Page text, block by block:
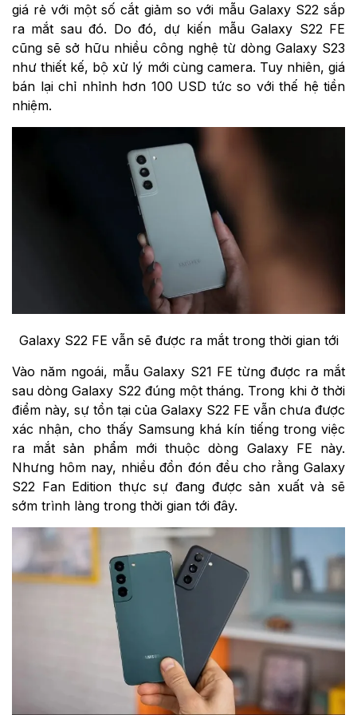
giá rẻ với một số cắt giảm so với mẫu Galaxy S22 sắp
ra mắt sau đó. Do đó, dự kiến mẫu Galaxy S22 FE
cũng sẽ sở hữu nhiều công nghệ từ dòng Galaxy S23
như thiết kế, bộ xử lý mới cùng camera. Tuy nhiên, giá
bán lại chỉ nhỉnh hơn 100 USD tức so với thế hệ tiền
nhiệm.
Galaxy S22 FE vẫn sẽ được ra mắt trong thời gian tới
Vào năm ngoái, mẫu Galaxy S21 FE từng được ra mắt
sau dòng Galaxy S22 đúng một tháng. Trong khi ở thời
điểm này, sự tồn tại của Galaxy S22 FE vẫn chưa được
xác nhận, cho thấy Samsung khá kín tiếng trong việc
ra mắt sản phẩm mới thuộc dòng Galaxy FE này.
Nhưng hôm nay, nhiều đồn đón đều cho rằng Galaxy
S22 Fan Edition thực sự đang được sản xuất và sẽ
sớm trình làng trong thời gian tới đây.